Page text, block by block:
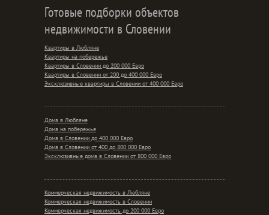
Готовые подборки объектов
недвижимости в Словении
Квартиры в Любляне
Квартиры на побережье
Квартиры в Словении до 200 000 Евро
Квартиры в Словении от 200 до 400 000 Евро
Эксклюзивные квартиры в Словении от 400 000 Евро
Дома в Любляне
Дома на побережье
Дома в Словении до 400 000 Евро
Дома в Словении от 400 до 800 000 Евро
Эксклюзивные дома в Словении от 800 000 Евро
Коммерческая недвижимость в Любляне
Коммерческая недвижимость в Словении
Коммерческая недвижимость до 200 000 Евро